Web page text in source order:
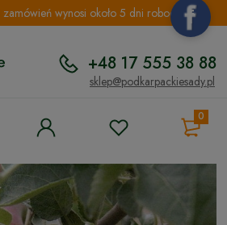
wynosi około 5 dni roboczych.
+48 17 555 38 88
sklep@podkarpackiesady.pl
0